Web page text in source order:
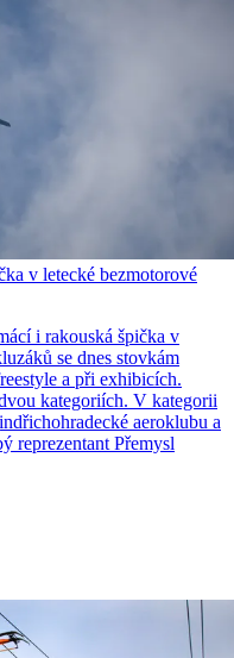
v letecké bezmotorové
i rakouská špička v
se dnes stovkám
a při exhibicích.
kategoriích. V kategorii
aeroklubu a
reprezentant Přemysl